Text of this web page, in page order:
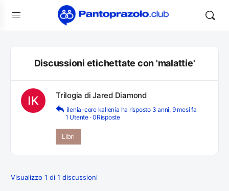
Discussioni etichettate con 'malattie'
Trilogia di Jared Diamond
ilenia-core kallenia ha risposto 3 anni, 9 mesi fa
1 Utente ·0Risposte
Libri
Visualizzo 1 di 1 discussioni